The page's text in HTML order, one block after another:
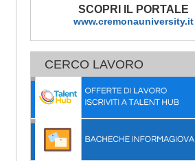
SCOPRI IL PORTALE
www.cremonauniversity.it
CERCO LAVORO